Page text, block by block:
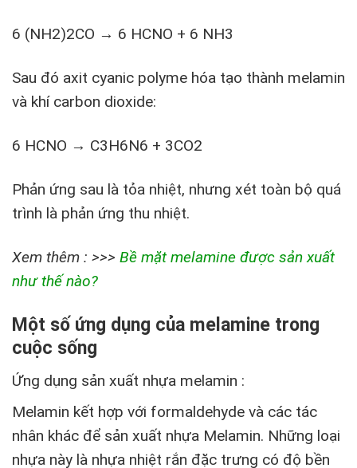
6 (NH2)2CO → 6 HCNO + 6 NH3
Sau đó axit cyanic polyme hóa tạo thành melamin
và khí carbon dioxide:
6 HCNO → C3H6N6 + 3CO2
Phản ứng sau là tỏa nhiệt, nhưng xét toàn bộ quá
trình là phản ứng thu nhiệt.
Xem thêm : >>> Bề mặt melamine được sản xuất
như thế nào?
Một số ứng dụng của melamine trong
cuộc sống
Ứng dụng sản xuất nhựa melamin :
Melamin kết hợp với formaldehyde và các tác
nhân khác để sản xuất nhựa Melamin. Những loại
nhựa này là nhựa nhiệt rắn đặc trưng có độ bền